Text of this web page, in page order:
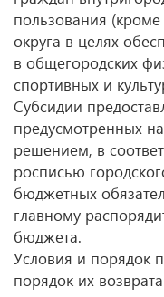
пользования (кроме
округа в целях
в общегородских
спортивных и
Субсидии
предусмотренных
решением, в
росписью
бюджетных
главному
бюджета.
Условия и порядок
порядок их